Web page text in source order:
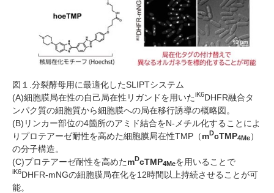
図１ 分裂酵母用に最適化したSLIPTシステム
(A)細胞膜局在性の自己局在性リガンドを用いたiK6DHFR融合タ
ンパク質の細胞質から細胞膜への局在移行誘導の概略図。
(B) リンカー部位の4箇所のアミド結合をN- メチル化することによ
りプロテアーゼ耐性を高めた細胞膜局在性TMP （mDcTMP4Me）
の分子構造。
(C)プロテアーゼ耐性を高めたmDcTMP4Meを用いることで
iK6DHFR-mNGの細胞膜局在化を12時間以上持続させることが可
能。